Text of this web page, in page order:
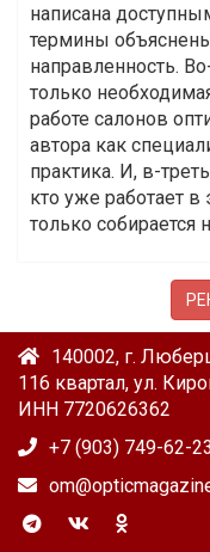
написана
термины
направленность.
только
работе салонов
автора как
практика. И, в-
кто уже работает в
только собирается
140002, г.
116 квартал, ул.
ИНН 7720626362
+7 (903) 749-62-23